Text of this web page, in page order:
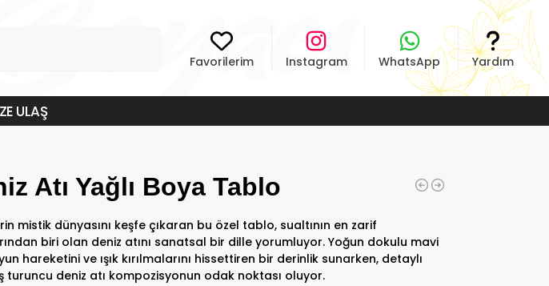
Favorilerim Instagram WhatsApp Yardım
ULAŞ
Atı Yağlı Boya Tablo
mistik dünyasını keşfe çıkaran bu özel tablo, sualtının en zarif
biri olan deniz atını sanatsal bir dille yorumluyor. Yoğun dokulu mavi
hareketini ve ışık kırılmalarını hissettiren bir derinlik sunarken, detaylı
turuncu deniz atı kompozisyonun odak noktası oluyor.